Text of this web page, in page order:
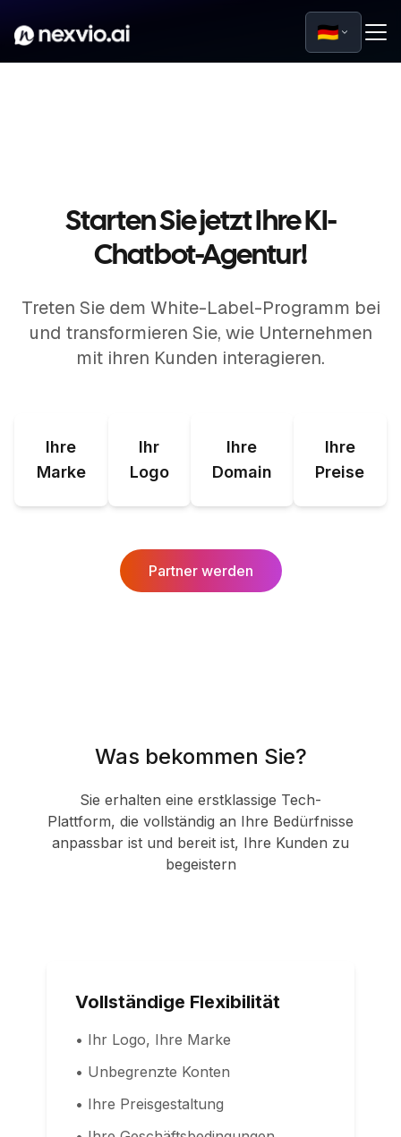
🇩🇪
Starten Sie jetzt Ihre KI-
Chatbot-Agentur!
Treten Sie dem White-Label-Programm bei
und transformieren Sie, wie Unternehmen
mit ihren Kunden interagieren.
Ihre
Marke
Ihr
Logo
Ihre
Domain
Ihre
Preise
Partner werden
Was bekommen Sie?
Sie erhalten eine erstklassige Tech-
Plattform, die vollständig an Ihre Bedürfnisse
anpassbar ist und bereit ist, Ihre Kunden zu
begeistern
Vollständige Flexibilität
• Ihr Logo, Ihre Marke
• Unbegrenzte Konten
• Ihre Preisgestaltung